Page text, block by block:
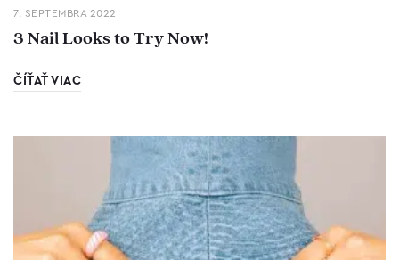
7. SEPTEMBRA 2022
3 Nail Looks to Try Now!
ČÍŤAŤ VIAC